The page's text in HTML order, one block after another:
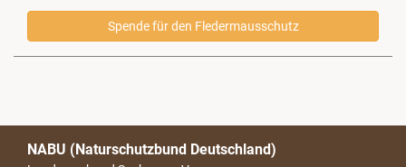
Spende für den Fledermausschutz
NABU (Naturschutzbund Deutschland)